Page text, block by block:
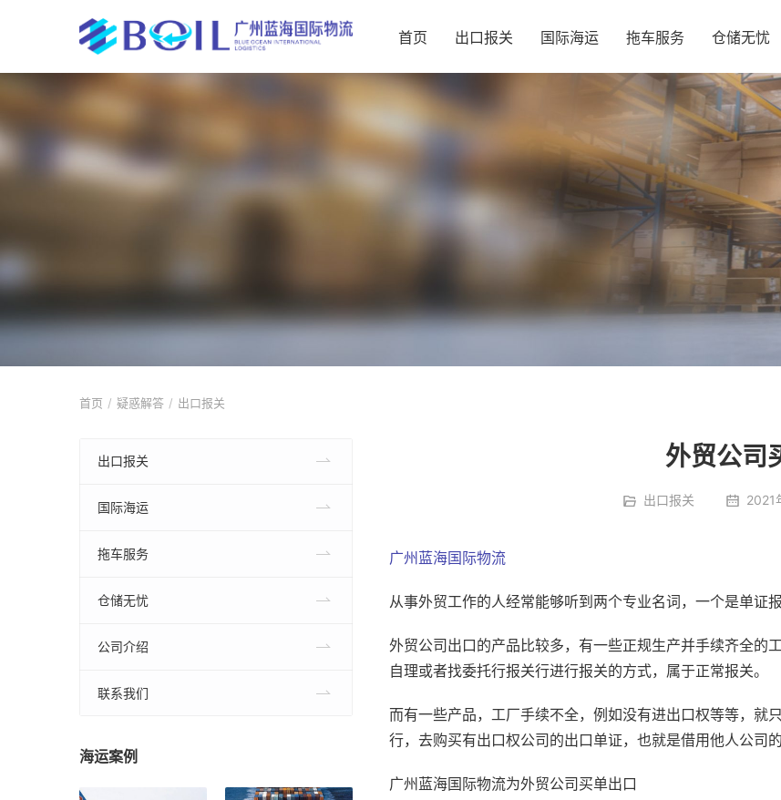
首页 出口报关 国际海运 拖车服务 仓储无忧
首页 疑惑解答 出口报关
外贸公司
出口报关 2021
广州蓝海国际物流
从事外贸工作的人经常能够听到两个专业名词，一个是单证
外贸公司出口的产品比较多，有一些正规生产并手续齐全的
自理或者找委托行报关行进行报关的方式，属于正常报关。
而有一些产品，工厂手续不全，例如没有进出口权等等，就
行，去购买有出口权公司的出口单证，也就是借用他人公司的
广州蓝海国际物流为外贸公司买单出口
出口报关
国际海运
拖车服务
仓储无忧
公司介绍
联系我们
海运案例